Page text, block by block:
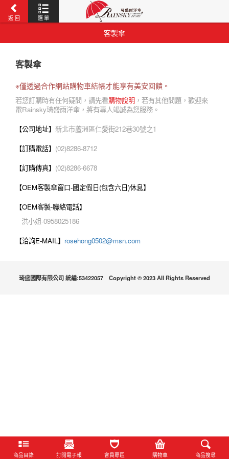
返 回 選 單
客製傘
客製傘
※僅透過合作網站購物車結帳才能享有美安回饋。
若您訂購時有任何疑問，請先看購物說明 ，若有其他問題，歡迎來
電Rainsky琦盛雨洋傘，將有專人竭誠為您服務。
【公司地址】 新北市蘆洲區仁愛街212巷30號之1
【訂購電話】 (02)8286-8712
【訂購傳真】 (02)8286-6678
【OEM客製傘窗口-國定假日(包含六日)休息】
【OEM客製-聯絡電話】
洪小姐-0958025186
【洽詢E-MAIL】 rosehong0502@msn.com
琦盛國際有限公司 統編:53422057 Copyright © 2023 All Rights Reserved
商品目錄 訂閱電子報 會員專區 購物車 商品搜尋